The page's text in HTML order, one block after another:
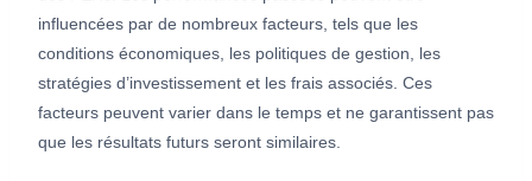
influencées par de nombreux facteurs, tels que les
conditions économiques, les politiques de gestion, les
stratégies d’investissement et les frais associés. Ces
facteurs peuvent varier dans le temps et ne garantissent pas
que les résultats futurs seront similaires.